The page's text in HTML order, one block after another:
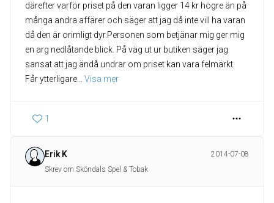
därefter varför priset på den varan ligger 14 kr högre än på
många andra affärer och säger att jag då inte vill ha varan
då den är orimligt dyr.Personen som betjänar mig ger mig
en arg nedlåtande blick. På väg ut ur butiken säger jag
sansat att jag ändå undrar om priset kan vara felmärkt.
Får ytterligare
Visa mer
1
Erik K
2014-07-08
Skrev om Sköndals Spel & Tobak